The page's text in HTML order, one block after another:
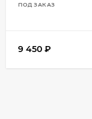
ПОД ЗАКАЗ
9 450 ₽